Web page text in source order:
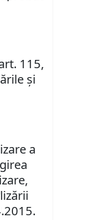
115,
şi
a